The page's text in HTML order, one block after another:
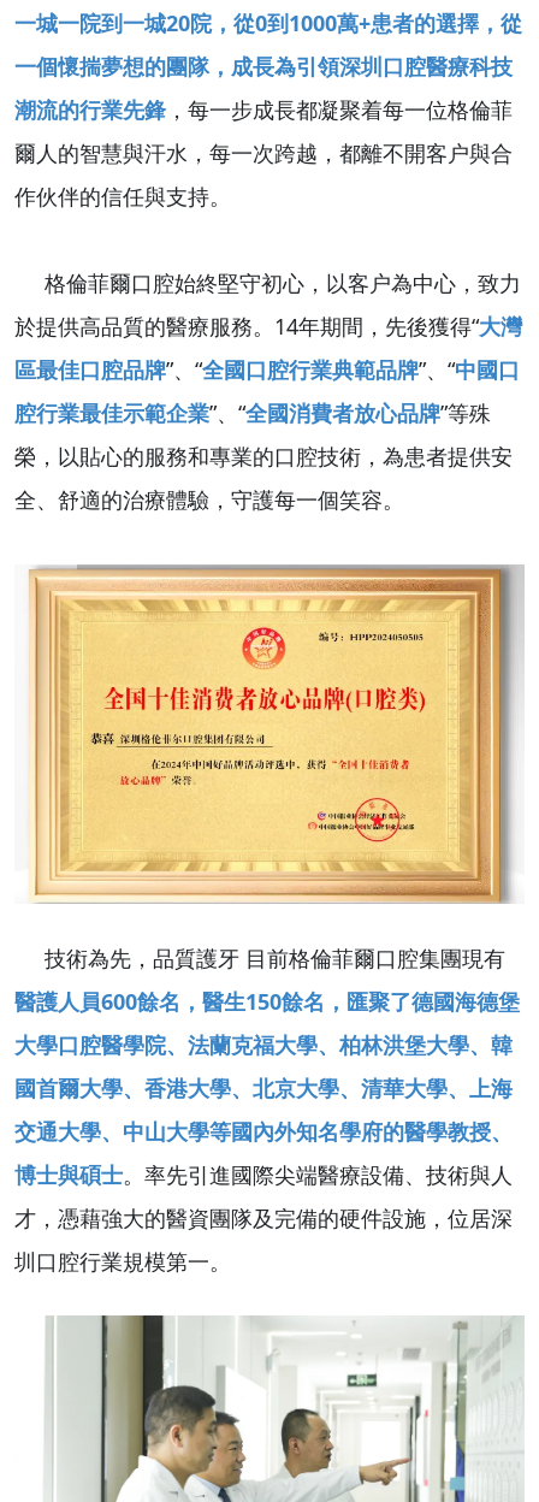
一城一院到一城20院，從0到1000萬+患者的選擇，從
一個懷揣夢想的團隊，成長為引領深圳口腔醫療科技
潮流的行業先鋒 ，每一步成長都凝聚着每一位格倫菲
爾人的智慧與汗水，每一次跨越，都離不開客户與合
作伙伴的信任與支持。
格倫菲爾口腔始終堅守初心，以客户為中心，致力
於提供高品質的醫療服務。 14年期間，先後獲得“大灣
區最佳口腔品牌”、“全國口腔行業典範品牌”、“中國口
腔行業最佳示範企業”、“全國消費者放心品牌”等殊
榮， 以貼心的服務和專業的口腔技術，為患者提供安
全、舒適的治療體驗，守護每一個笑容。
技術為先，品質護牙 目前格倫菲爾口腔集團現有
醫護人員600餘名，醫生150餘名， 匯聚了德國海德堡
大學口腔醫學院、法蘭克福大學、柏林洪堡大學、韓
國首爾大學、香港大學、北京大學、清華大學、上海
交通大學、中山大學等國內外知名學府的醫學教授、
博士與碩士。 率先引進國際尖端醫療設備、技術與人
才，憑藉強大的醫資團隊及完備的硬件設施，位居深
圳口腔行業規模第一。